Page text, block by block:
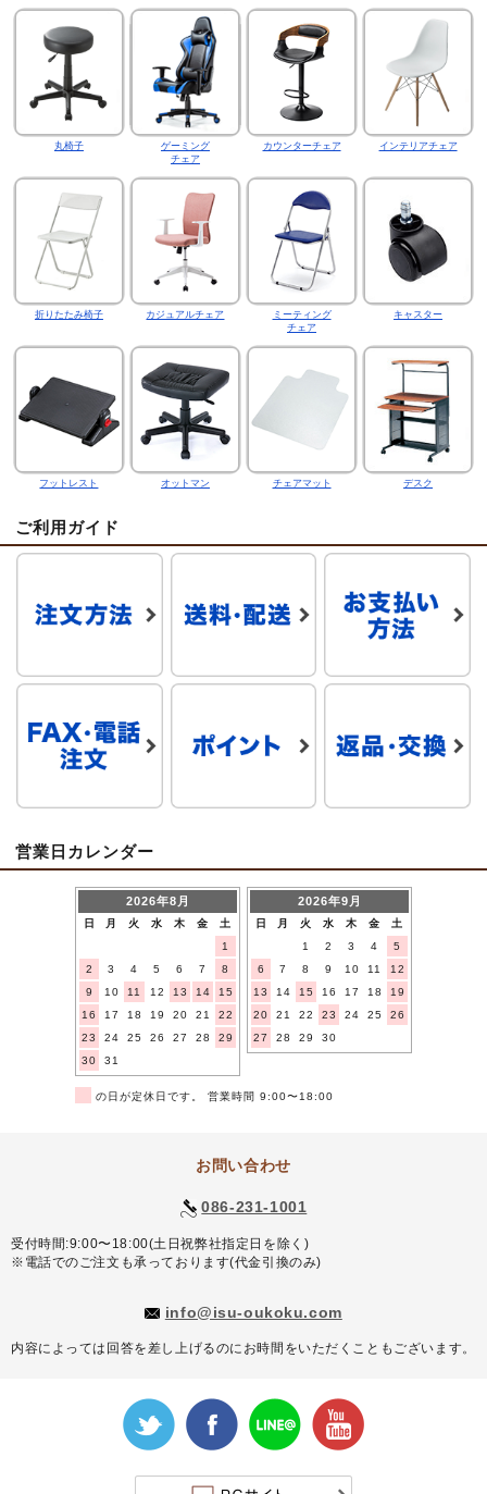
丸椅子
ゲーミング
チェア
カウンターチェア インテリアチェア
折りたたみ椅子 カジュアルチェア
ミーティング
チェア
キャスター
フットレスト オットマン チェアマット デスク
ご利用ガイド
営業日カレンダー
2026年8月
日 月 火 水 木 金
土
1
2
3 4 5 6 7
8
9
10 11 12 13 14
15
16
17 18 19 20 21
22
23
24 25 26 27 28
29
30
31
2026年9月
日 月 火 水 木 金
土
1
2 3 4
5
6
7 8 9 10 11
12
13
14 15 16 17 18
19
20
21 22 23 24 25
26
27
28 29 30
の日が定休日です。 営業時間 9:00〜18:00
お問い合わせ
086-231-1001
受付時間:9:00〜18:00(土日祝弊社指定日を除く)
※電話でのご注文も承っております(代金引換のみ)
info@isu-oukoku.com
内容によっては回答を差し上げるのにお時間をいただくこともございます。